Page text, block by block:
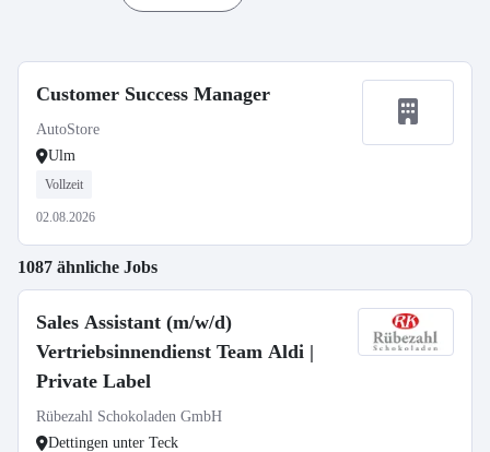
Customer Success Manager
AutoStore
Ulm
Vollzeit
02.08.2026
1087 ähnliche Jobs
Sales Assistant (m/w/d)
Vertriebsinnendienst Team Aldi |
Private Label
Rübezahl Schokoladen GmbH
Dettingen unter Teck